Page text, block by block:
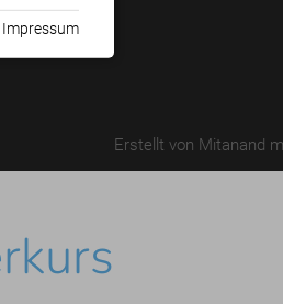
Erstellt von Mitanand
Impressum